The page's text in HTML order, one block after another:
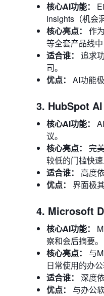
核心AI功能：
Insights（机会
核心亮点：
作
等全套产品线
适合谁：
追求
司。
优点：
AI功能
3. HubSpot AI
核心AI功能：
议。
核心亮点：
完
较低的门槛快
适合谁：
高度
优点：
界面极
4. Microsoft
核心AI功能：
察和会后摘要。
核心亮点：
与
日常使用的办
适合谁：
深度
优点：
与办公